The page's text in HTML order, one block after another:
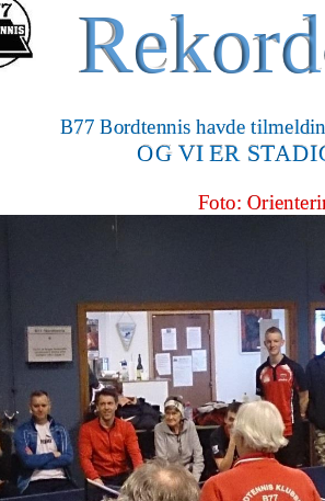
B77 Bordtennis havde
OG VI ER
Foto: